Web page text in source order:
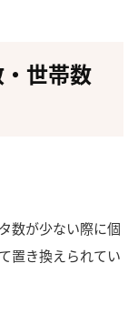
世帯数
数が少ない際に個
置き換えられてい